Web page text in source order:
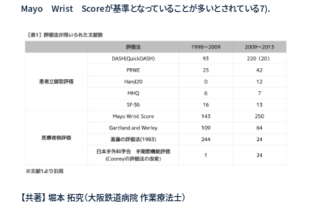
Mayo Wrist Scoreが基準となっていることが多いとされている7)．
【共著】 堀本 拓究（大阪鉄道病院 作業療法士）